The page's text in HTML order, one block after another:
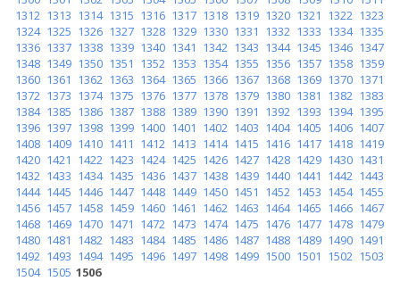
1312 1313 1314 1315 1316 1317 1318 1319 1320 1321 1322 1323
1324 1325 1326 1327 1328 1329 1330 1331 1332 1333 1334 1335
1336 1337 1338 1339 1340 1341 1342 1343 1344 1345 1346 1347
1348 1349 1350 1351 1352 1353 1354 1355 1356 1357 1358 1359
1360 1361 1362 1363 1364 1365 1366 1367 1368 1369 1370 1371
1372 1373 1374 1375 1376 1377 1378 1379 1380 1381 1382 1383
1384 1385 1386 1387 1388 1389 1390 1391 1392 1393 1394 1395
1396 1397 1398 1399 1400 1401 1402 1403 1404 1405 1406 1407
1408 1409 1410 1411 1412 1413 1414 1415 1416 1417 1418 1419
1420 1421 1422 1423 1424 1425 1426 1427 1428 1429 1430 1431
1432 1433 1434 1435 1436 1437 1438 1439 1440 1441 1442 1443
1444 1445 1446 1447 1448 1449 1450 1451 1452 1453 1454 1455
1456 1457 1458 1459 1460 1461 1462 1463 1464 1465 1466 1467
1468 1469 1470 1471 1472 1473 1474 1475 1476 1477 1478 1479
1480 1481 1482 1483 1484 1485 1486 1487 1488 1489 1490 1491
1492 1493 1494 1495 1496 1497 1498 1499 1500 1501 1502 1503
1504 1505 1506